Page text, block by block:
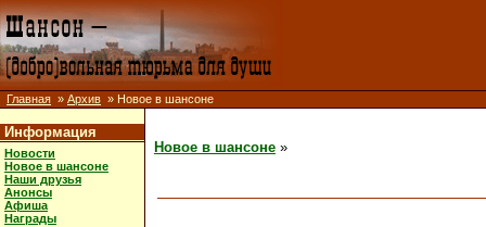
Главная » Архив » Новое в шансоне
Информация
Новости
Новое в шансоне
Наши друзья
Анонсы
Афиша
Награды
Новое в шансоне »